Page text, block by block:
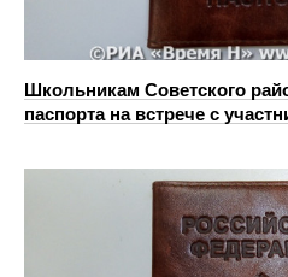
Школьникам Советского
паспорта на встрече с